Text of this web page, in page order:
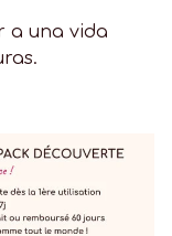
a una vida